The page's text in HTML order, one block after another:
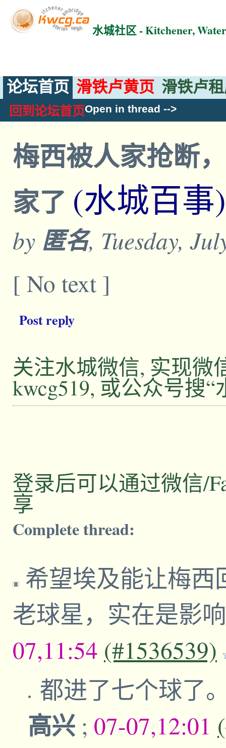
水城社区 - Kitchener,
论坛首页 滑铁卢黄页 滑铁卢
回到论坛首页Open in thread -->
梅西被人家抢断
家了 (水城百事)
by 匿名, Tuesday,
[ No text ]
Post reply
关注水城微信, 实现微
kwcg519, 或公众号搜“
登录后可以通过微信/
享
Complete thread:
希望埃及能让梅
老球星，实在是影
07,11:54 (#1536539)
都进了七个球了
高兴 ; 07-07,12:01